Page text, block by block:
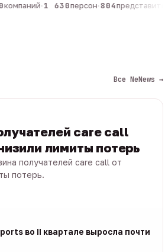
·1 630персон·804
Все NeNews →
care call
лимиты потерь
получателей care call от
потерь.
во II квартале выросла почти